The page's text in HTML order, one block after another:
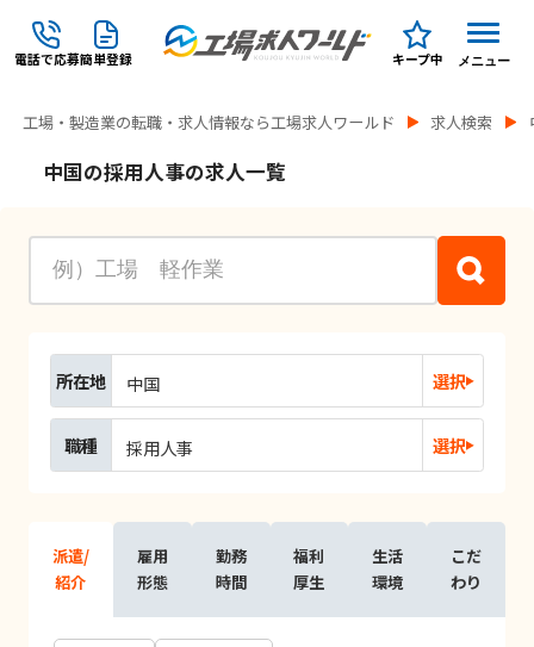
電話で応募簡単登録 キープ中 メニュー
工場・製造業の転職・求人情報なら工場求人ワールド 求人検索
中国の採用人事の求人一覧
所在地 中国 選択
職種 採用人事 選択
派遣/
紹介
雇用
形態
勤務
時間
福利
厚生
生活
環境
こだ
わり